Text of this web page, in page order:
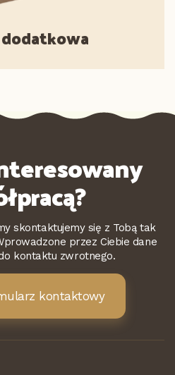
skontaktujemy się z Tobą tak
przez Ciebie dane
kontaktu zwrotnego.
kontaktowy